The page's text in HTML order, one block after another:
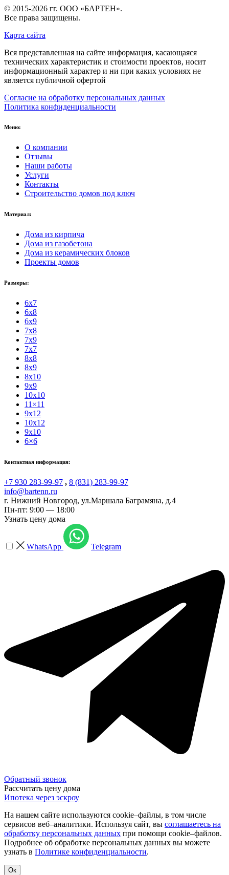
© 2015-2026 гг. ООО «БАРТЕН».
Все права защищены.
Карта сайта
Вся представленная на сайте информация, касающаяся
технических характеристик и стоимости проектов, носит
информационный характер и ни при каких условиях не
является публичной офертой
Согласие на обработку персональных данных
Политика конфиденциальности
Меню:
О компании
Отзывы
Наши работы
Услуги
Контакты
Строительство домов под ключ
Материал:
Дома из кирпича
Дома из газобетона
Дома из керамических блоков
Проекты домов
Размеры:
6x7
6x8
6x9
7x8
7x9
7x7
8x8
8x9
8x10
9x9
10x10
11×11
9x12
10x12
9x10
6×6
Контактная информация:
+7 930 283-99-97 , 8 (831) 283-99-97
info@bartenn.ru
г. Нижний Новгород, ул.Маршала Баграмяна, д.4
Пн-пт: 9:00 — 18:00
Узнать цену дома
WhatsApp Telegram
Обратный звонок
Рассчитать цену дома
Ипотека через эскроу
На нашем сайте используются cookie–файлы, в том числе
сервисов веб–аналитики. Используя сайт, вы соглашаетесь на
обработку персональных данных при помощи cookie–файлов.
Подробнее об обработке персональных данных вы можете
узнать в Политике конфиденциальности.
Ок